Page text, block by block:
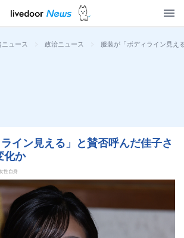
ニュース > 政治ニュース > 服装が「ボディライン見え
イン見える」と賛否呼んだ佳子さ
化か
性自身